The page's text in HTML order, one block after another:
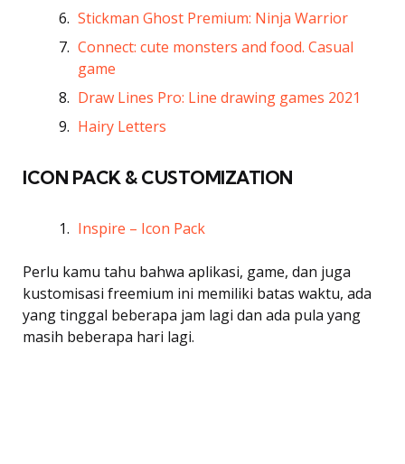
Stickman Ghost Premium: Ninja Warrior
Connect: cute monsters and food. Casual
game
Draw Lines Pro: Line drawing games 2021
Hairy Letters
ICON PACK & CUSTOMIZATION
Inspire – Icon Pack
Perlu kamu tahu bahwa aplikasi, game, dan juga
kustomisasi freemium ini memiliki batas waktu, ada
yang tinggal beberapa jam lagi dan ada pula yang
masih beberapa hari lagi.